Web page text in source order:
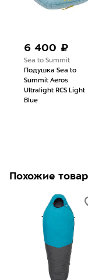
6 400 ₽
Sea to Summit
Подушка Sea to
Summit Aeros
Ultralight RCS Light
Blue
Похожие